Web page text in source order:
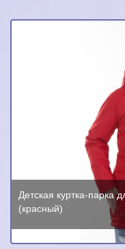
Детская куртка-парка
(красный)